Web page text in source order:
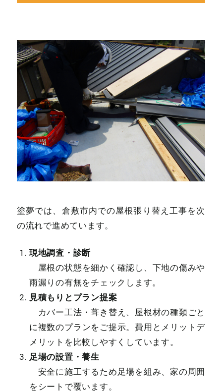
塗夢では、倉敷市内での屋根張り替え工事を次
の流れで進めています。
現地調査・診断
屋根の状態を細かく確認し、下地の傷みや
雨漏りの有無をチェックします。
見積もりとプラン提案
カバー工法・葺き替え、屋根材の種類ごと
に複数のプランをご提示。費用とメリットデ
メリットを比較しやすくしています。
足場の設置・養生
安全に施工するため足場を組み、家の周囲
をシートで覆います。